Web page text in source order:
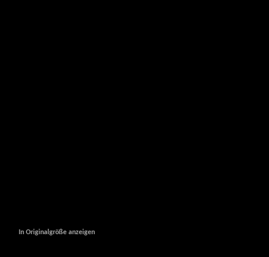
In Originalgröße anzeigen
In Originalgröße anzeigen
In Originalgröße anzeigen